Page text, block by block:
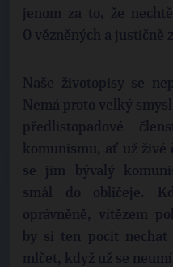
jenom za to, že
O vězněných a justičně
Naše životopisy se
Nemá proto velký
předlistopadové
komunismu, ať už živé
se jim bývalý
smál do obličeje.
oprávněně, vítězem
by si ten pocit nechat
mlčet, když už se